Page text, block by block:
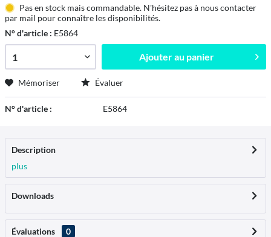
Pas en stock mais commandable. N'hésitez pas à nous contacter
par mail pour connaître les disponibilités.
N° d'article : E5864
Ajouter au panier
Mémoriser Évaluer
N° d'article : E5864
Description
plus
Downloads
Évaluations
0